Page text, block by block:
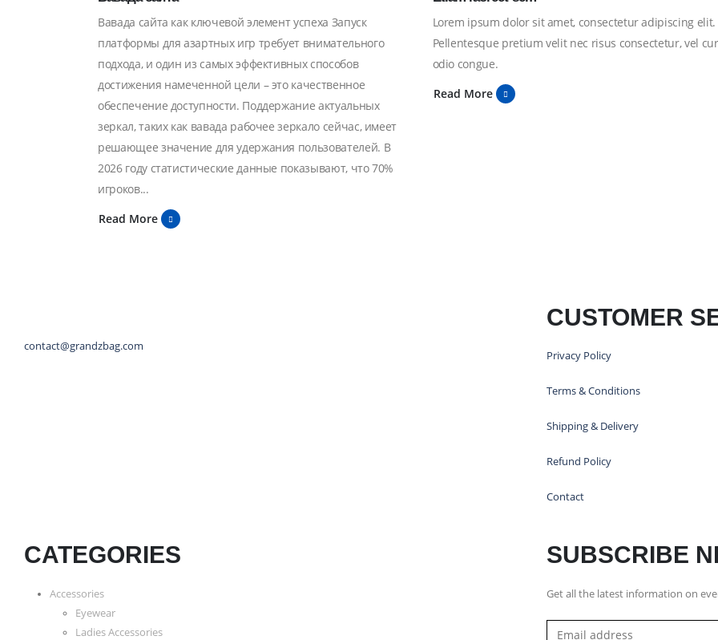
Вавада сайта как ключевой элемент успеха Запуск
платформы для азартных игр требует внимательного
подхода, и один из самых эффективных способов
достижения намеченной цели – это качественное
обеспечение доступности. Поддержание актуальных
зеркал, таких как вавада рабочее зеркало сейчас, имеет
решающее значение для удержания пользователей. В
2026 году статистические данные показывают, что 70%
игроков...
Read More
Lorem ipsum dolor sit amet, consectetur adipiscing elit.
Pellentesque pretium velit nec risus consectetur, vel
odio congue.
Read More
contact@grandzbag.com
CUSTOMER
Privacy Policy
Terms & Conditions
Shipping & Delivery
Refund Policy
Contact
CATEGORIES
Accessories
Eyewear
Ladies Accessories
SUBSCRIBE
Get all the latest information on